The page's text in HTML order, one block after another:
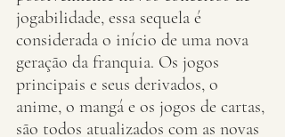
jogabilidade, essa sequela é
considerada o início de uma nova
geração da franquia. Os jogos
principais e seus derivados, o
anime, o mangá e os jogos de cartas,
são todos atualizados com as novas